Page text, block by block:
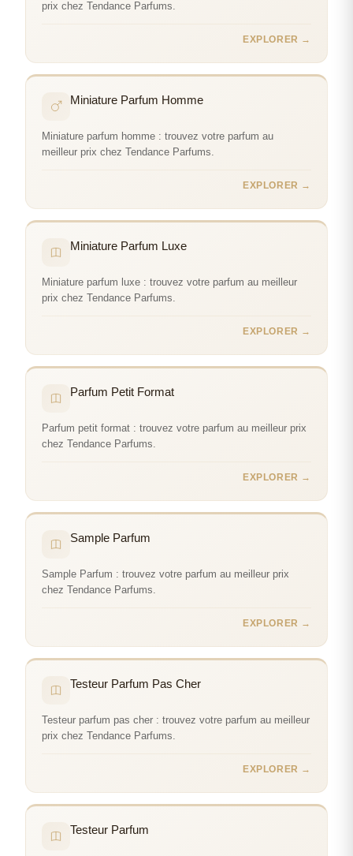
prix chez Tendance Parfums.
EXPLORER →
Miniature Parfum Homme
Miniature parfum homme : trouvez votre parfum au
meilleur prix chez Tendance Parfums.
EXPLORER →
Miniature Parfum Luxe
Miniature parfum luxe : trouvez votre parfum au meilleur
prix chez Tendance Parfums.
EXPLORER →
Parfum Petit Format
Parfum petit format : trouvez votre parfum au meilleur prix
chez Tendance Parfums.
EXPLORER →
Sample Parfum
Sample Parfum : trouvez votre parfum au meilleur prix
chez Tendance Parfums.
EXPLORER →
Testeur Parfum Pas Cher
Testeur parfum pas cher : trouvez votre parfum au meilleur
prix chez Tendance Parfums.
EXPLORER →
Testeur Parfum